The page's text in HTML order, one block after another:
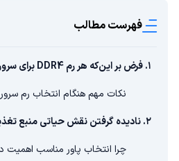
فهرست مطالب
۱. فرض بر این‌که هر رم DDR4 برای سرور مناسب است
نکات مهم هنگام انتخاب رم
۲. نادیده گرفتن نقش حیاتی منبع تغذیه (پاور)
چرا انتخاب پاور مناسب اهمیت